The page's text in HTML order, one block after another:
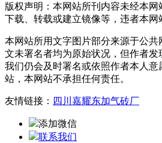
版权声明：本网站所刊内容未经本
下载、转载或建立镜像等，违者本网
本网站所用文字图片部分来源于公共
文未署名者均为原始状况，但作者发
我们仍会及时署名或依照作者本人
站，本网站不承担任何责任。
友情链接： 四川嘉耀东加气砖厂
添加微信
联系我们